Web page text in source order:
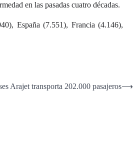
en las pasadas cuatro décadas.
España (7.551), Francia (4.146),
Arajet transporta 202.000 pasajeros⟶